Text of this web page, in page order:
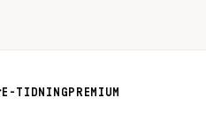
E-TIDNING PREMIUM